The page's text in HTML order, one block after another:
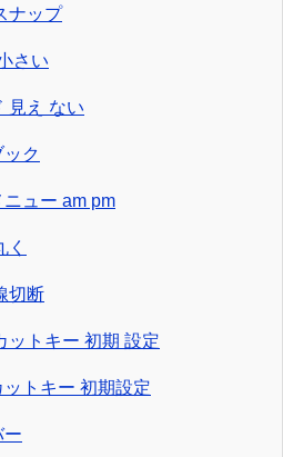
ナップ
さい
見え ない
ク
ュー am pm
切断
ットキー 初期 設定
トキー 初期設定
ー